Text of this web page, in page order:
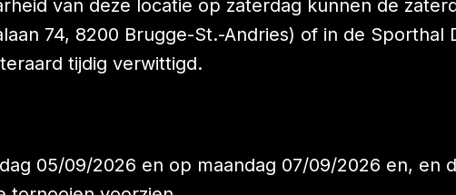
van deze locatie op zaterdag kunnen de
74, 8200 Brugge-St.-Andries) of in de
tijdig verwittigd.
05/09/2026 en op maandag 07/09/2026 en, en